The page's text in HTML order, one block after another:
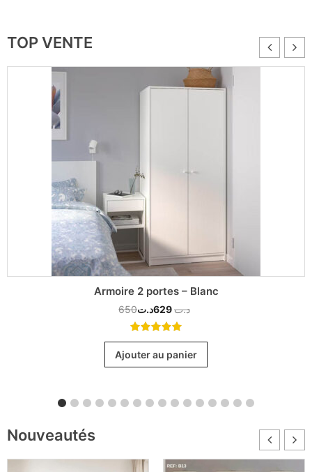
TOP VENTE
Armoire 2 portes – Blanc
650 د.ت629د.ت
5.00out
of 5
Ajouter au panier
Nouveautés